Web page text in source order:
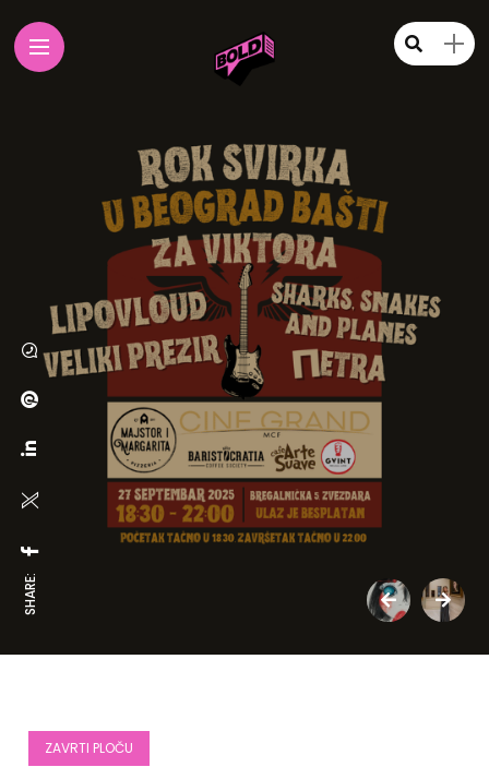
SHARE:
ZAVRTI PLOČU